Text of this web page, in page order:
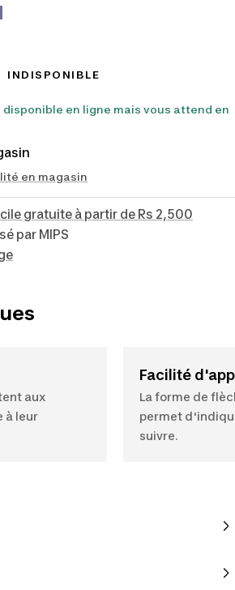
INDISPONIBLE
en ligne mais vous attend en
en magasin
gratuite à partir de Rs 2,500
par MIPS
aux
à leur
Facilité
La forme de
permet
suivre.